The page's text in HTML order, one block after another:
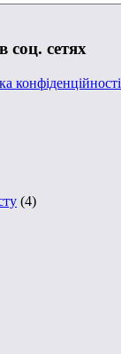
соц. сетях
конфіденційності
(4)